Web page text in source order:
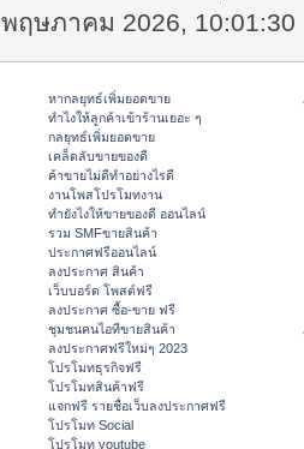
พฤษภาคม 2026, 10:01:30
หากลยุทธ์เพิ่มยอดขาย
ทําไงให้ลูกค้าเข้าร้านเยอะ ๆ
กลยุทธ์เพิ่มยอดขาย
เคล็ดลับขายของดี
ค้าขายไม่ดีทำอย่างไรดี
งานโพสโปรโมทงาน
ทํายังไงให้ขายของดี ออนไลน์
รวม SMFขายสินค้า
ประกาศฟรีออนไลน์
ลงประกาศ สินค้า
เว็บบอร์ด โพสต์ฟรี
ลงประกาศ ซื้อ-ขาย ฟรี
ชุมชนคนไอทีขายสินค้า
ลงประกาศฟรีใหม่ๆ 2023
โปรโมทธุรกิจฟรี
โปรโมทสินค้าฟรี
แจกฟรี รายชื่อเว็บลงประกาศฟรี
โปรโมท Social
โปรโมท youtube